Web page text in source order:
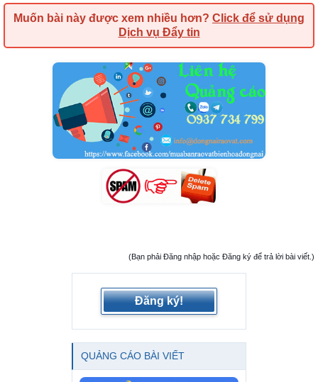
Muốn bài này được xem nhiều hơn? Click để sử dụng
Dịch vụ Đẩy tin
(Bạn phải Đăng nhập hoặc Đăng ký để trả lời bài viết.)
Đăng ký!
QUẢNG CÁO BÀI VIẾT